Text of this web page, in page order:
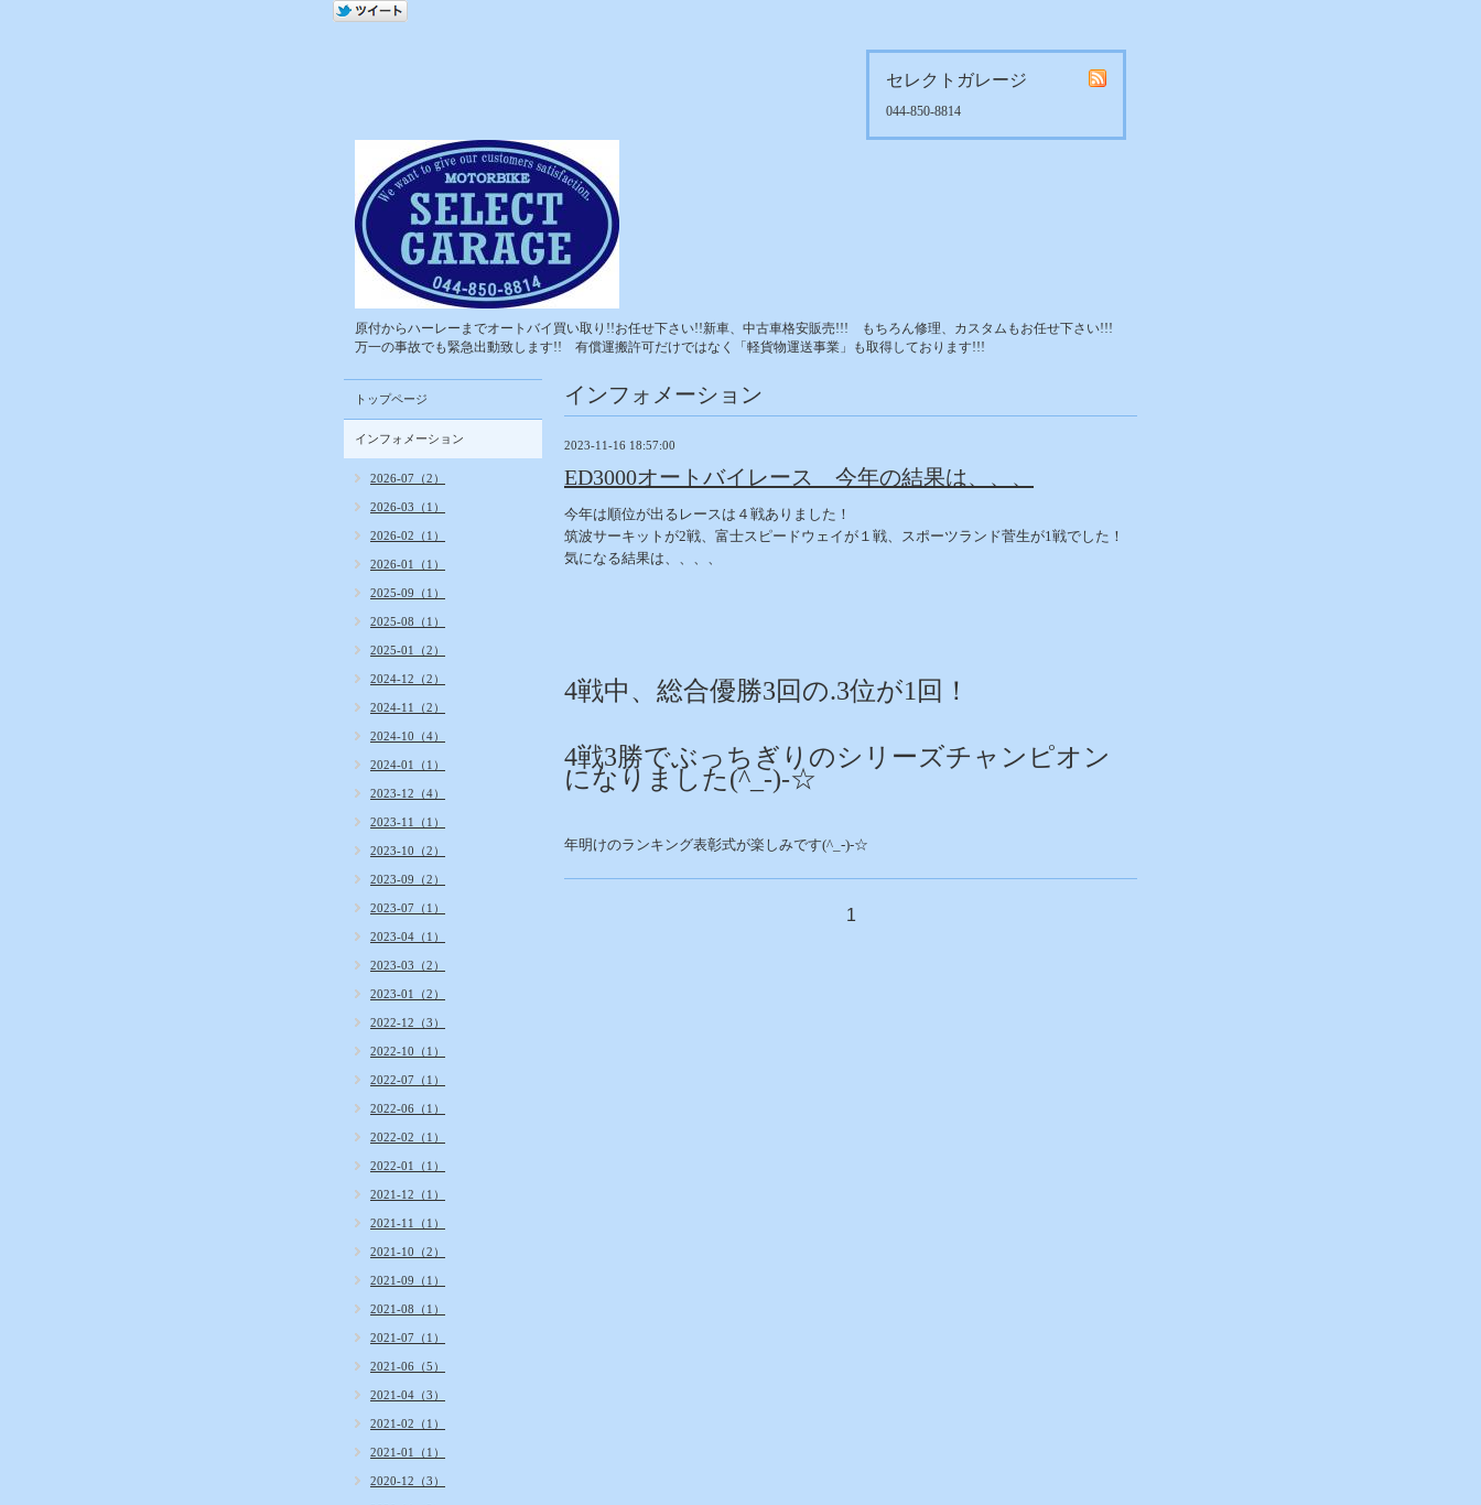
セレクトガレージ
044-850-8814
原付からハーレーまでオートバイ買い取り!!お任せ下さい!!新車、中古車格安販売!!! もちろん修理、カスタムもお任せ下さい!!!
万一の事故でも緊急出動致します!! 有償運搬許可だけではなく「軽貨物運送事業」も取得しております!!!
インフォメーション
2023-11-16 18:57:00
ED3000オートバイレース 今年の結果は、、、
今年は順位が出るレースは４戦ありました！
筑波サーキットが2戦、富士スピードウェイが１戦、スポーツランド菅生が1戦でした！
気になる結果は、、、、
4戦中、総合優勝3回の.3位が1回！
4戦3勝でぶっちぎりのシリーズチャンピオン
になりました(^_-)-☆
年明けのランキング表彰式が楽しみです(^_-)-☆
1
トップページ
インフォメーション
2026-07（2）
2026-03（1）
2026-02（1）
2026-01（1）
2025-09（1）
2025-08（1）
2025-01（2）
2024-12（2）
2024-11（2）
2024-10（4）
2024-01（1）
2023-12（4）
2023-11（1）
2023-10（2）
2023-09（2）
2023-07（1）
2023-04（1）
2023-03（2）
2023-01（2）
2022-12（3）
2022-10（1）
2022-07（1）
2022-06（1）
2022-02（1）
2022-01（1）
2021-12（1）
2021-11（1）
2021-10（2）
2021-09（1）
2021-08（1）
2021-07（1）
2021-06（5）
2021-04（3）
2021-02（1）
2021-01（1）
2020-12（3）